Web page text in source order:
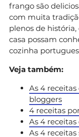
frango são
com muita
plenos de
casa possam
cozinha
Veja também:
As 4
bloggers
4 receitas
As 4
As 4